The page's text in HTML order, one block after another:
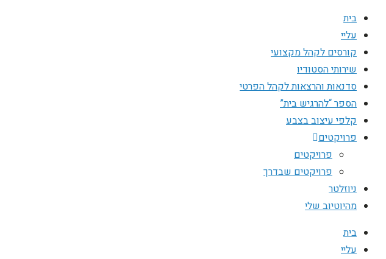
בית
עליי
קורסים לקהל מקצועי
שירותי הסטודיו
סדנאות והרצאות לקהל הפרטי
הספר “להרגיש בית”
קלפי עיצוב בצבע
פרויקטים
פרויקטים
פרויקטים שבדרך
ניוזלטר
מהיוטיוב שלי
בית
עליי